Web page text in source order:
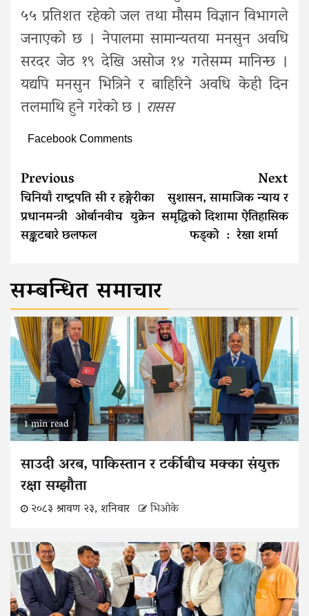
५५ प्रतिशत रहेको जल तथा मौसम विज्ञान विभागले
जनाएको छ । नेपालमा सामान्यतया मनसुन अवधि
सरदर जेठ १९ देखि असोज १४ गतेसम्म मानिन्छ ।
यद्यपि मनसुन भित्रिने र बाहिरिने अवधि केही दिन
तलमाथि हुने गरेको छ । रासस
Facebook Comments
Continue
Reading
Previous
चिनियाँ राष्ट्रपति सी र हङ्गेरीका
प्रधानमन्त्री ओर्बानवीच युक्रेन
सङ्कटबारे छलफल
Next
सुशासन, सामाजिक न्याय र
समृद्धिको दिशामा ऐतिहासिक
फड्को : रेखा शर्मा
सम्बन्धित समाचार
1 min read
साउदी अरब, पाकिस्तान र टर्कीबीच मक्का संयुक्त
रक्षा सम्झौता
२०८३ श्रावण २३, शनिवार भिओके